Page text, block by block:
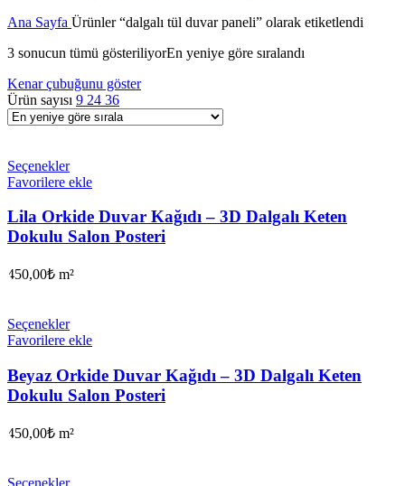
Ana Sayfa Ürünler “dalgalı tül duvar paneli” olarak etiketlendi
3 sonucun tümü gösteriliyorEn yeniye göre sıralandı
Kenar çubuğunu göster
Ürün sayısı 9 24 36
Seçenekler
Favorilere ekle
Lila Orkide Duvar Kağıdı – 3D Dalgalı Keten
Dokulu Salon Posteri
450,00₺ m²
Seçenekler
Favorilere ekle
Beyaz Orkide Duvar Kağıdı – 3D Dalgalı Keten
Dokulu Salon Posteri
450,00₺ m²
Seçenekler